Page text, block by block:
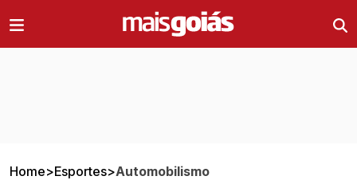
Home>Esportes>Automobilismo